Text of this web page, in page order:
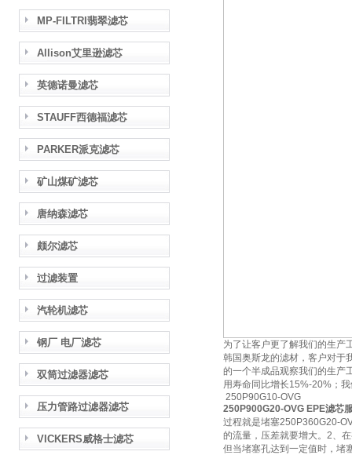
MP-FILTRI翡翠滤芯
Allison艾里逊滤芯
英德诺曼滤芯
STAUFF西德福滤芯
PARKER派克滤芯
矿山煤矿滤芯
唐纳森滤芯
颇尔滤芯
过滤装置
汽轮机滤芯
钢厂 电厂滤芯
双筒过滤器滤芯
压力管路过滤器滤芯
VICKERS威格士滤芯
为了让客户更了解我们的生产
韩国奥斯龙的滤材，客户对于
的一个半成品观察我们的生产
用寿命同比增长15%-20%；
250P90G10-OVG
250P900G20-OVG EPE滤芯
过程就是堵塞250P360G20-
的流量，压差就要增大。2、
但当堵塞孔达到一定值时，堵